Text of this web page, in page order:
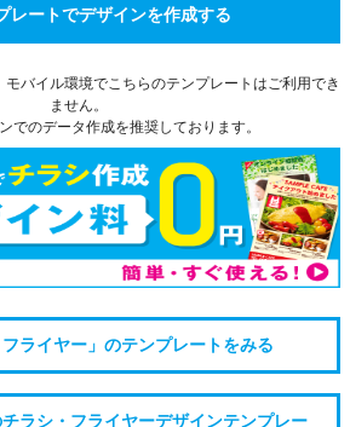
レートでデザインを作成する
バイル環境でこちらのテンプレートはご利用でき
ません。
でのデータ作成を推奨しております。
ライヤー」のテンプレートをみる
ラシ・フライヤーデザインテンプレー